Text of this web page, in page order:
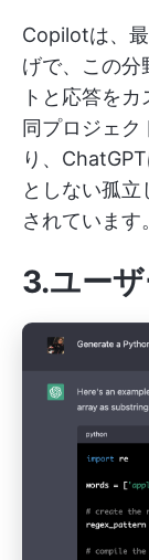
Copilotは、
げで、この分
トと応答を
同プロジェ
り、
としない孤
されています。
3.ユー